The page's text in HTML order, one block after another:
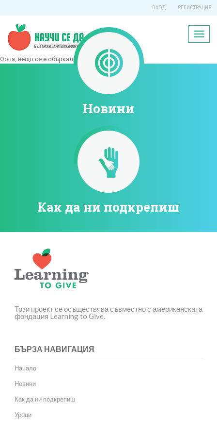
ВХОД РЕГИСТРАЦИЯ
Оопа, нещо се е объркало!
Новини
Как да ни подкрепиш
Този проект се осъществява съвместно с американската
фондация Learning to Give.
БЪРЗА НАВИГАЦИЯ
Начало
Новини
Как да ни подкрепиш
Уроци